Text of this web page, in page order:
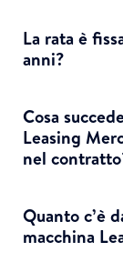
La rata è
anni?
Cosa
Leasing
nel
Quanto c’è
macchina